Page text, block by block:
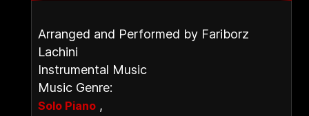
Arranged and Performed by Fariborz
Lachini
Instrumental Music
Music Genre:
Solo Piano ,